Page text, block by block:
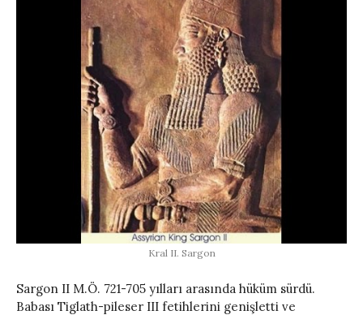
Kral II. Sargon
Sargon II M.Ö. 721-705 yılları arasında hüküm sürdü.
Babası Tiglath-pileser III fetihlerini genişletti ve